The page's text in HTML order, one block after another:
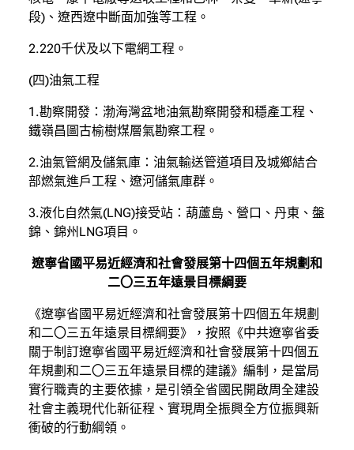
段)、遼西遼中斷面加強等工程。
2.220千伏及以下電網工程。
(四)油氣工程
1.勘察開發：渤海灣盆地油氣勘察開發和穩產工程、
鐵嶺昌圖古榆樹煤層氣勘察工程。
2.油氣管網及儲氣庫：油氣輸送管道項目及城鄉結合
部燃氣進戶工程、遼河儲氣庫群。
3.液化自然氣(LNG)接受站：葫蘆島、營口、丹東、盤
錦、錦州LNG項目。
遼寧省國平易近經濟和社會發展第十四個五年規劃和
二〇三五年遠景目標綱要
《遼寧省國平易近經濟和社會發展第十四個五年規劃
和二〇三五年遠景目標綱要》，按照《中共遼寧省委
關于制訂遼寧省國平易近經濟和社會發展第十四個五
年規劃和二〇三五年遠景目標的建議》編制，是當局
實行職責的主要依據，是引領全省國民開啟周全建設
社會主義現代化新征程、實現周全振興全方位振興新
衝破的行動綱領。